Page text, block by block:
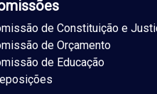
de Constituição e
de Orçamento
de Educação